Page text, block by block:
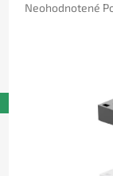
Priemerné
Neohodnotené